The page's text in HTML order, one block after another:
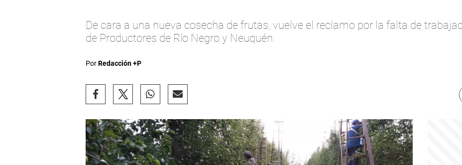
De cara a una nueva cosecha de frutas, vuelve el reclamo por la falta de
de Productores de Río Negro y Neuquén.
PorRedacción +P